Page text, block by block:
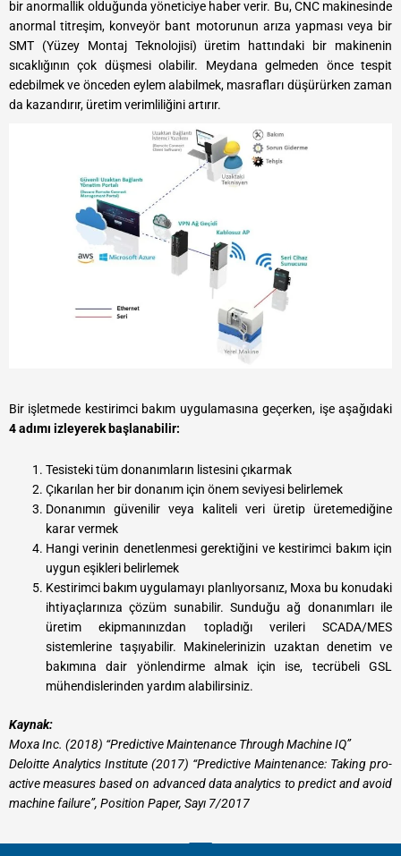
bir anormallik olduğunda yöneticiye haber verir. Bu, CNC makinesinde
anormal titreşim, konveyör bant motorunun arıza yapması veya bir
SMT (Yüzey Montaj Teknolojisi) üretim hattındaki bir makinenin
sıcaklığının çok düşmesi olabilir. Meydana gelmeden önce tespit
edebilmek ve önceden eylem alabilmek, masrafları düşürürken zaman
da kazandırır, üretim verimliliğini artırır.
Bir işletmede kestirimci bakım uygulamasına geçerken, işe aşağıdaki
4 adımı izleyerek başlanabilir:
Tesisteki tüm donanımların listesini çıkarmak
Çıkarılan her bir donanım için önem seviyesi belirlemek
Donanımın güvenilir veya kaliteli veri üretip üretemediğine
karar vermek
Hangi verinin denetlenmesi gerektiğini ve kestirimci bakım için
uygun eşikleri belirlemek
Kestirimci bakım uygulamayı planlıyorsanız, Moxa bu konudaki
ihtiyaçlarınıza çözüm sunabilir. Sunduğu ağ donanımları ile
üretim ekipmanınızdan topladığı verileri SCADA/MES
sistemlerine taşıyabilir. Makinelerinizin uzaktan denetim ve
bakımına dair yönlendirme almak için ise, tecrübeli GSL
mühendislerinden yardım alabilirsiniz.
Kaynak:
Moxa Inc. (2018) “Predictive Maintenance Through Machine IQ”
Deloitte Analytics Institute (2017) “Predictive Maintenance: Taking pro-
active measures based on advanced data analytics to predict and avoid
machine failure”, Position Paper, Sayı 7/2017